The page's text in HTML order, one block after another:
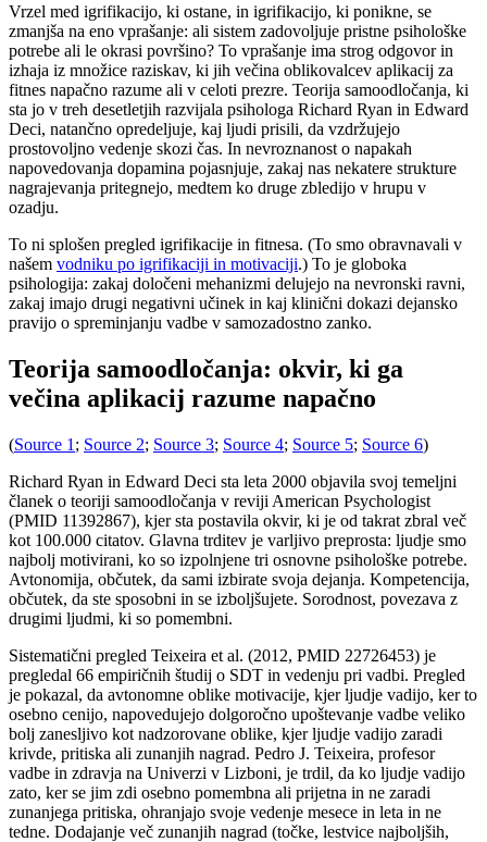
Vrzel med igrifikacijo, ki ostane, in igrifikacijo, ki ponikne, se
zmanjša na eno vprašanje: ali sistem zadovoljuje pristne psihološke
potrebe ali le okrasi površino? To vprašanje ima strog odgovor in
izhaja iz množice raziskav, ki jih večina oblikovalcev aplikacij za
fitnes napačno razume ali v celoti prezre. Teorija samoodločanja, ki
sta jo v treh desetletjih razvijala psihologa Richard Ryan in Edward
Deci, natančno opredeljuje, kaj ljudi prisili, da vzdržujejo
prostovoljno vedenje skozi čas. In nevroznanost o napakah
napovedovanja dopamina pojasnjuje, zakaj nas nekatere strukture
nagrajevanja pritegnejo, medtem ko druge zbledijo v hrupu v
ozadju.
To ni splošen pregled igrifikacije in fitnesa. (To smo obravnavali v
našem vodniku po igrifikaciji in motivaciji.) To je globoka
psihologija: zakaj določeni mehanizmi delujejo na nevronski ravni,
zakaj imajo drugi negativni učinek in kaj klinični dokazi dejansko
pravijo o spreminjanju vadbe v samozadostno zanko.
Teorija samoodločanja: okvir, ki ga
večina aplikacij razume napačno
(Source 1 ; Source 2; Source 3; Source 4; Source 5; Source 6)
Richard Ryan in Edward Deci sta leta 2000 objavila svoj temeljni
članek o teoriji samoodločanja v reviji American Psychologist
(PMID 11392867), kjer sta postavila okvir, ki je od takrat zbral več
kot 100.000 citatov. Glavna trditev je varljivo preprosta: ljudje smo
najbolj motivirani, ko so izpolnjene tri osnovne psihološke potrebe.
Avtonomija, občutek, da sami izbirate svoja dejanja. Kompetencija,
občutek, da ste sposobni in se izboljšujete. Sorodnost, povezava z
drugimi ljudmi, ki so pomembni.
Sistematični pregled Teixeira et al. (2012, PMID 22726453) je
pregledal 66 empiričnih študij o SDT in vedenju pri vadbi. Pregled
je pokazal, da avtonomne oblike motivacije, kjer ljudje vadijo, ker to
osebno cenijo, napovedujejo dolgoročno upoštevanje vadbe veliko
bolj zanesljivo kot nadzorovane oblike, kjer ljudje vadijo zaradi
krivde, pritiska ali zunanjih nagrad. Pedro J. Teixeira, profesor
vadbe in zdravja na Univerzi v Lizboni, je trdil, da ko ljudje vadijo
zato, ker se jim zdi osebno pomembna ali prijetna in ne zaradi
zunanjega pritiska, ohranjajo svoje vedenje mesece in leta in ne
tedne. Dodajanje več zunanjih nagrad (točke, lestvice najboljših,